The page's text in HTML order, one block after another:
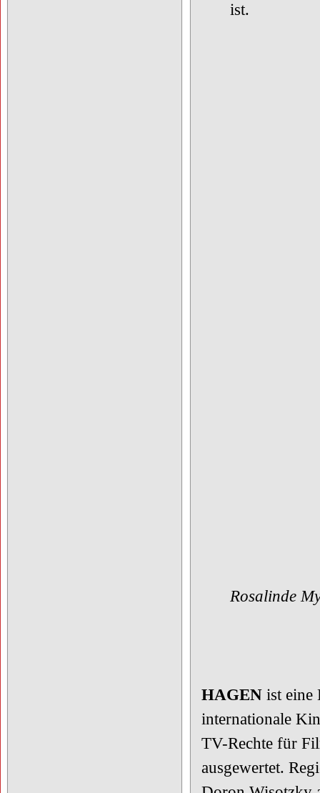
ist.
Rosalinde
HAGEN ist eine
internationale
TV-Rechte für
ausgewertet.